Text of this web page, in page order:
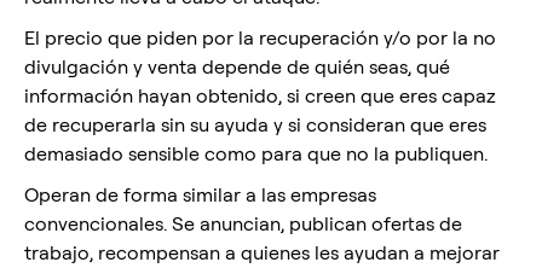
El precio que piden por la recuperación y/o por la no
divulgación y venta depende de quién seas, qué
información hayan obtenido, si creen que eres capaz
de recuperarla sin su ayuda y si consideran que eres
demasiado sensible como para que no la publiquen.
Operan de forma similar a las empresas
convencionales. Se anuncian, publican ofertas de
trabajo, recompensan a quienes les ayudan a mejorar